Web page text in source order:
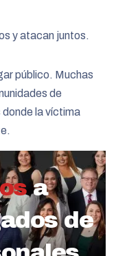
y atacan juntos.
público. Muchas
de
la víctima
a
de